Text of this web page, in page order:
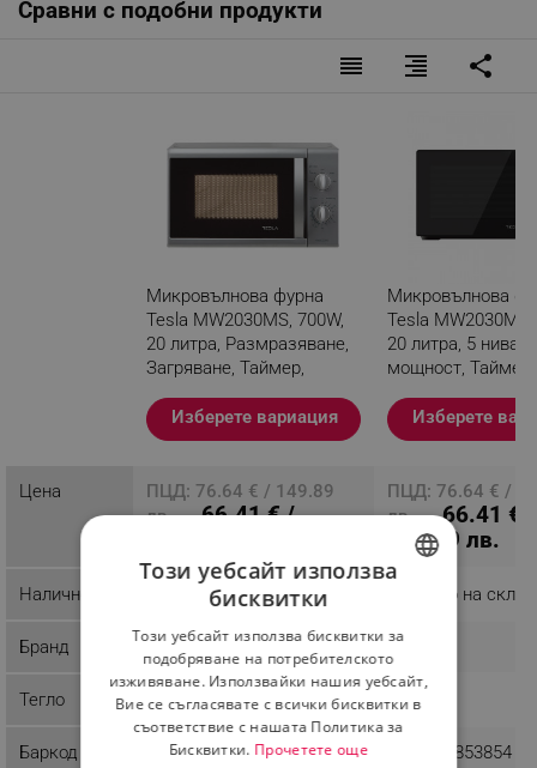
Сравни с подобни продукти
reorder format_align_right share
Микровълнова фурна
Tesla MW2030MS, 700W,
20 литра, Размразяване,
Загряване, Таймер,
Разглеждате този продукт
Изберете вариация
Микровълнова
Tesla MW2030MB,
20 литра, 5 нива
мощност, Таймер,
Изберете
Цена
ПЦД: 76.64 € / 149.89
лв.
66.41 € /
ПЦД: 76.64 € /
лв.
66.41 € /
129.89 лв.
Наличност Налично на склад Налично на склад
Бранд Tesla Tesla
Тегло 11.24 kg 11.7 kg
Баркод 8606018853861 8606018853854
ROMANIAN
Този уебсайт използва
бисквитки
Този уебсайт използва бисквитки за
подобряване на потребителското
изживяване. Използвайки нашия уебсайт,
Вие се съгласявате с всички бисквитки в
съответствие с нашата Политика за
Бисквитки. Прочетете още